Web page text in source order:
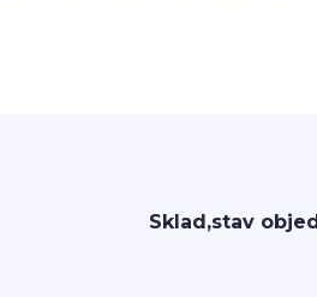
Sklad,stav